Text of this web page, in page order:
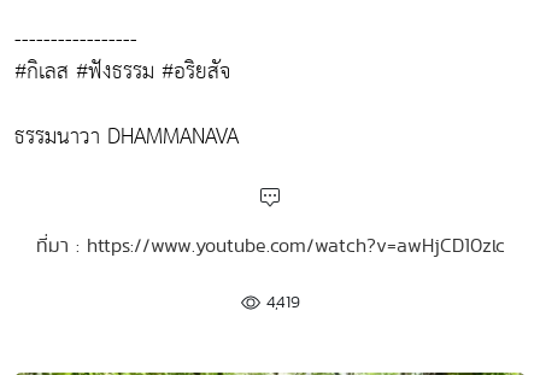
-----------------
#กิเลส #ฟังธรรม #อริยสัจ
ธรรมนาวา DHAMMANAVA
ที่มา : https://www.youtube.com/watch?v=awHjCD10zlc
4,419